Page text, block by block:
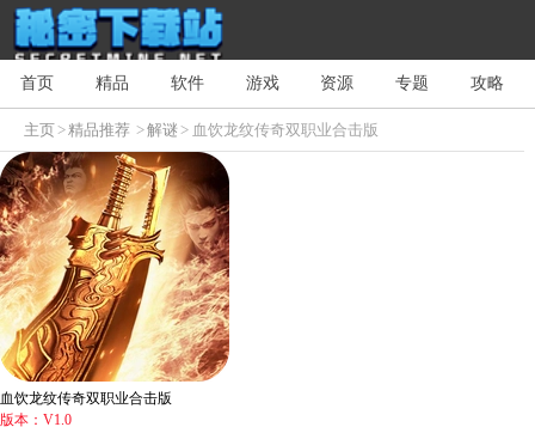
首页 精品 软件 游戏 资源 专题 攻略
主页>精品推荐 >解谜> 血饮龙纹传奇双职业合击版
血饮龙纹传奇双职业合击版
版本：V1.0